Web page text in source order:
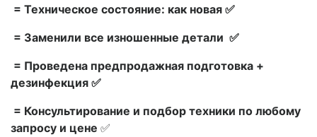
= Техническое состояние: как новая ✅
= Заменили все изношенные детали ✅
= Проведена предпродажная подготовка +
дезинфекция ✅
= Консультирование и подбор техники по любому
запросу и цене ✅